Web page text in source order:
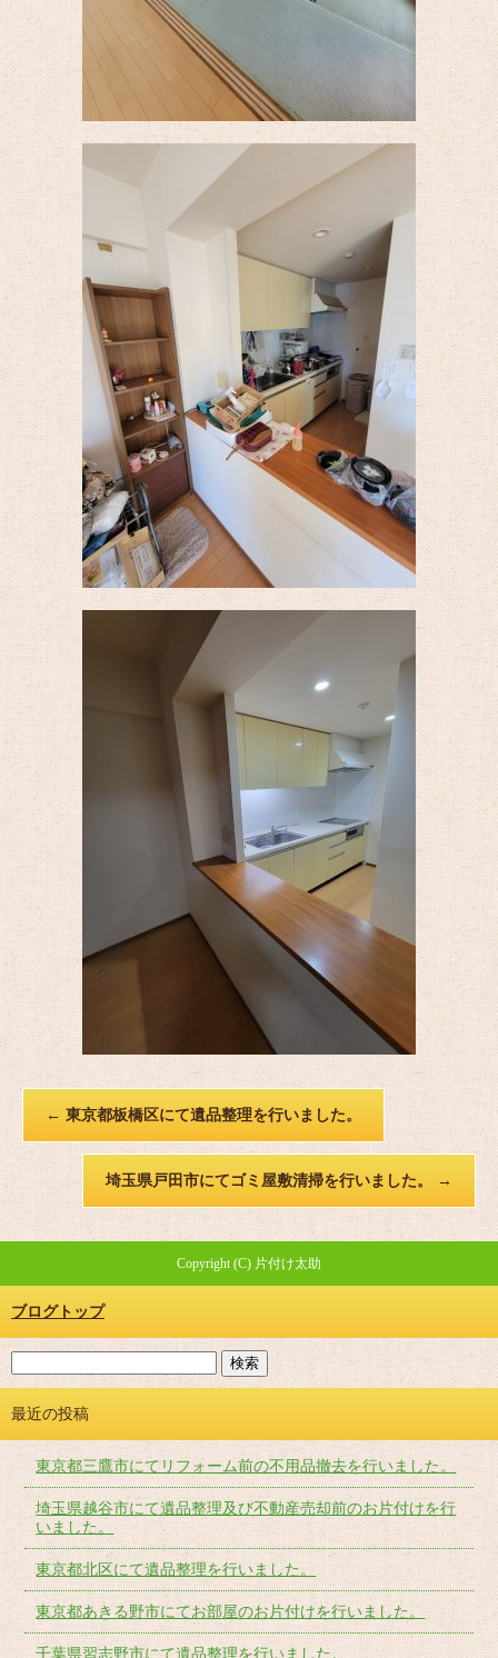
← 東京都板橋区にて遺品整理を行いました。
埼玉県戸田市にてゴミ屋敷清掃を行いました。 →
Copyright (C) 片付け太助
ブログトップ
最近の投稿
東京都三鷹市にてリフォーム前の不用品撤去を行いました。
埼玉県越谷市にて遺品整理及び不動産売却前のお片付けを行
いました。
東京都北区にて遺品整理を行いました。
東京都あきる野市にてお部屋のお片付けを行いました。
千葉県習志野市にて遺品整理を行いました。